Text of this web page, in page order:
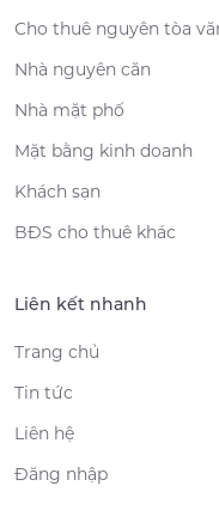
Cho thuê nguyên tòa
Nhà nguyên căn
Nhà mặt phố
Mặt bằng kinh doanh
Khách sạn
BĐS cho thuê khác
Liên kết nhanh
Trang chủ
Tin tức
Liên hệ
Đăng nhập